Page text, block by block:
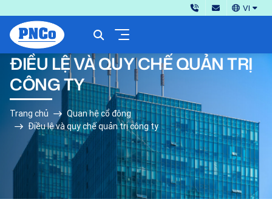
VI
ĐIỀU LỆ VÀ QUY CHẾ QUẢN TRỊ
CÔNG TY
Trang chủ
Quan hệ cổ đông
Điều lệ và quy chế quản trị công ty